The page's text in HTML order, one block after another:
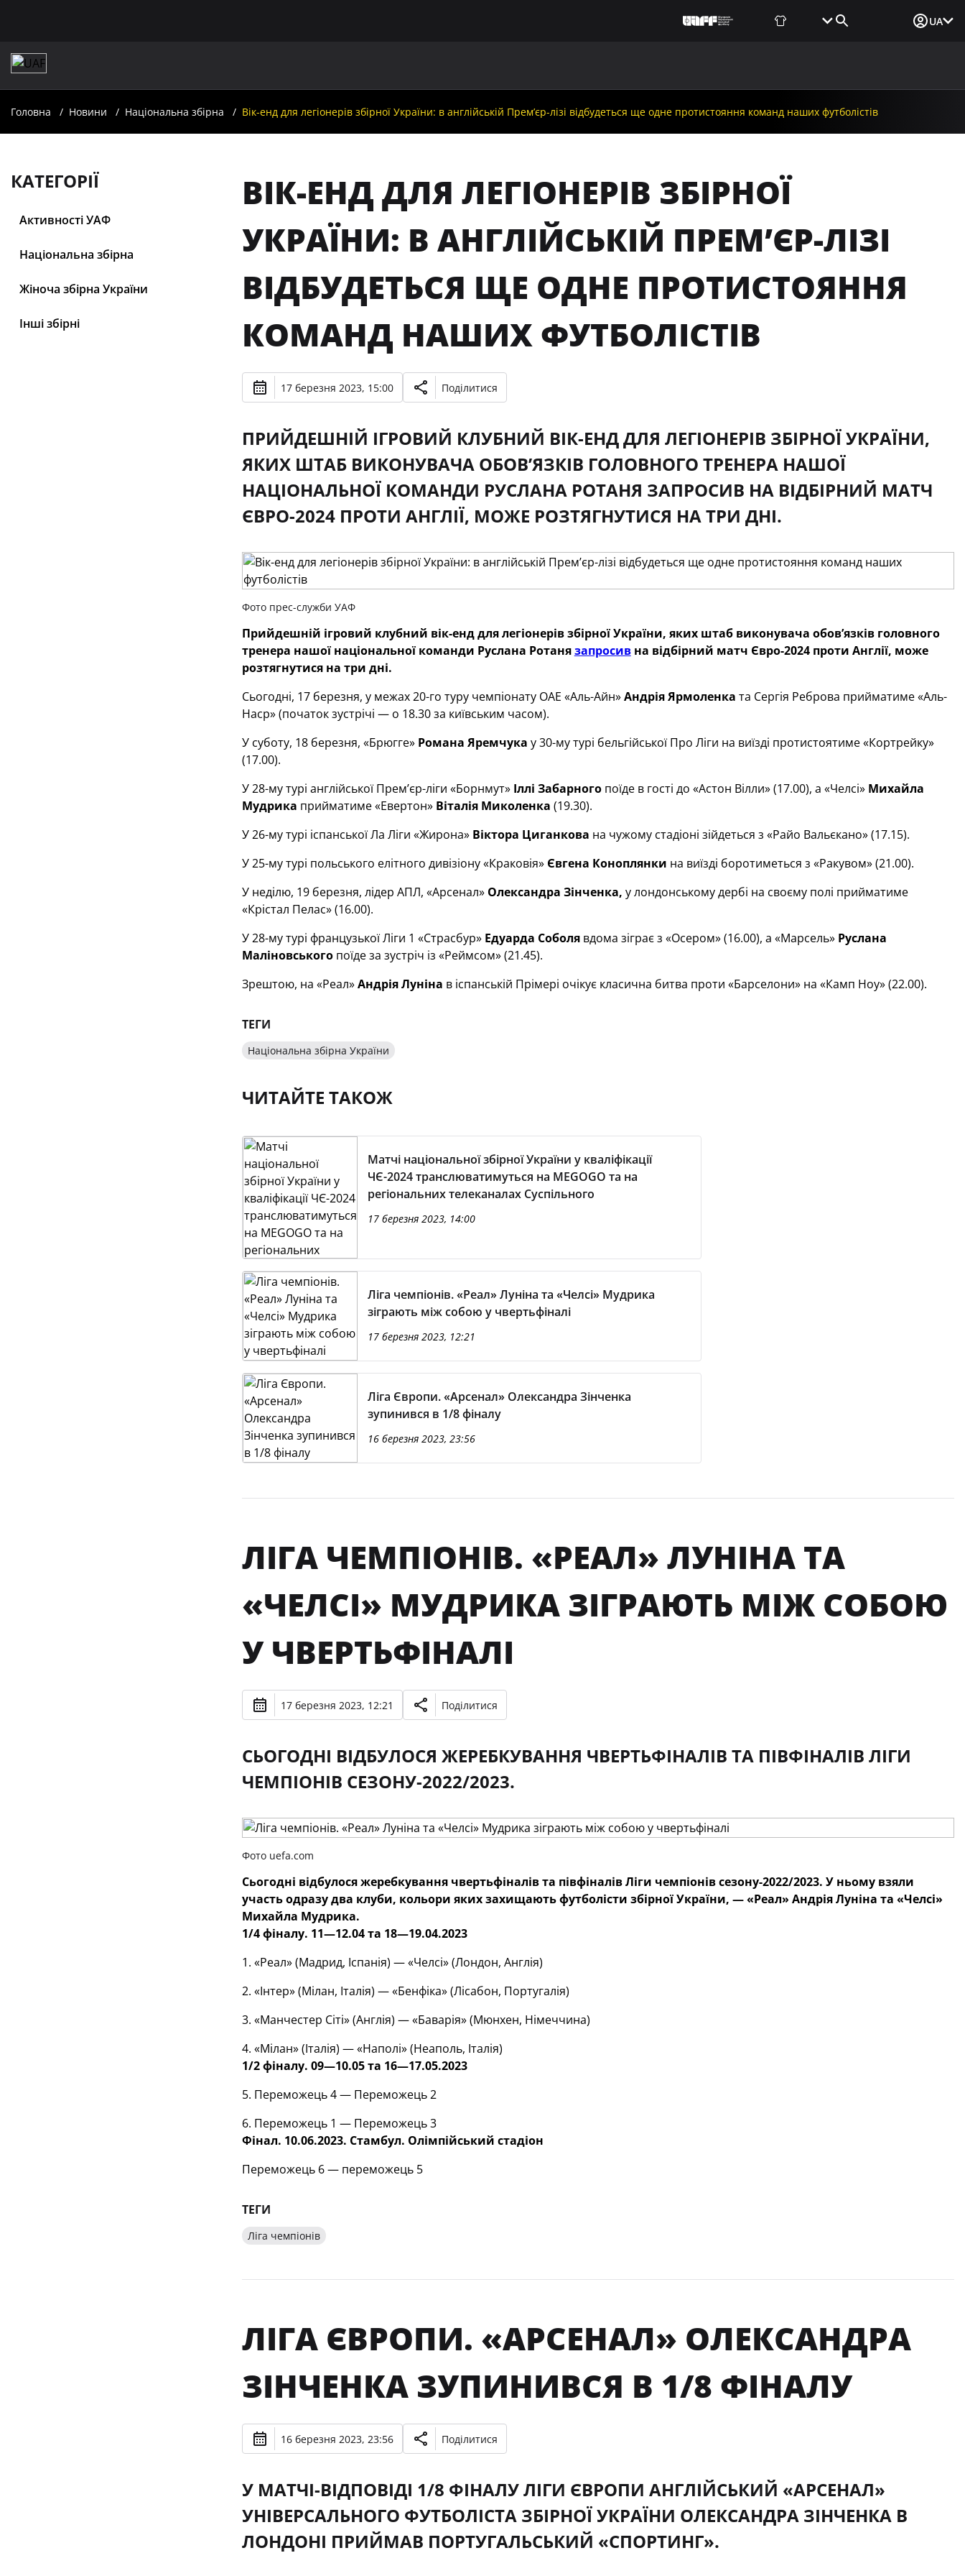
UA
Головна Новини Національна збірна Вік-енд для легіонерів збірної України: в англійській Прем’єр-лізі відбудеться ще одне протистояння команд наших футболістів
КАТЕГОРІЇ
Активності УАФ
Національна збірна
Жіноча збірна України
Інші збірні
ВІК-ЕНД ДЛЯ ЛЕГІОНЕРІВ ЗБІРНОЇ
УКРАЇНИ: В АНГЛІЙСЬКІЙ ПРЕМ’ЄР-ЛІЗІ
ВІДБУДЕТЬСЯ ЩЕ ОДНЕ ПРОТИСТОЯННЯ
КОМАНД НАШИХ ФУТБОЛІСТІВ
17 березня 2023, 15:00 Поділитися
ПРИЙДЕШНІЙ ІГРОВИЙ КЛУБНИЙ ВІК-ЕНД ДЛЯ ЛЕГІОНЕРІВ ЗБІРНОЇ УКРАЇНИ,
ЯКИХ ШТАБ ВИКОНУВАЧА ОБОВ’ЯЗКІВ ГОЛОВНОГО ТРЕНЕРА НАШОЇ
НАЦІОНАЛЬНОЇ КОМАНДИ РУСЛАНА РОТАНЯ ЗАПРОСИВ НА ВІДБІРНИЙ МАТЧ
ЄВРО-2024 ПРОТИ АНГЛІЇ, МОЖЕ РОЗТЯГНУТИСЯ НА ТРИ ДНІ.
Фото прес-служби УАФ
Прийдешній ігровий клубний вік-енд для легіонерів збірної України, яких штаб виконувача обов’язків головного
тренера нашої національної команди Руслана Ротанязапросивна відбірний матч Євро-2024 проти Англії, може
розтягнутися на три дні.
Сьогодні, 17 березня, у межах 20-го туру чемпіонату ОАЕ «Аль-Айн»Андрія Ярмоленка та Сергія Реброва прийматиме «Аль-
Наср» (початок зустрічі — о 18.30 за київським часом).
У суботу, 18 березня, «Брюгге» Романа Яремчука у 30-му турі бельгійської Про Ліги на виїзді протистоятиме «Кортрейку»
(17.00).
У 28-му турі англійської Прем’єр-ліги «Борнмут» Іллі Забарногопоїде в гості до «Астон Вілли» (17.00), а «Челсі» Михайла
Мудрика прийматиме «Евертон» Віталія Миколенка (19.30).
У 26-му турі іспанської Ла Ліги «Жирона» Віктора Циганкова на чужому стадіоні зійдеться з «Райо Вальєкано» (17.15).
У 25-му турі польського елітного дивізіону «Краковія» Євгена Коноплянки на виїзді боротиметься з «Ракувом» (21.00).
У неділю, 19 березня, лідер АПЛ, «Арсенал» Олександра Зінченка, у лондонському дербі на своєму полі прийматиме
«Крістал Пелас» (16.00).
У 28-му турі французької Ліги 1 «Страсбур» Едуарда Соболявдома зіграє з «Осером» (16.00), а «Марсель» Руслана
Маліновськогопоїде за зустріч із «Реймсом» (21.45).
Зрештою, на «Реал»Андрія Луніна в іспанській Прімері очікує класична битва проти «Барселони» на «Камп Ноу» (22.00).
ТЕГИ
Національна збірна України
ЧИТАЙТЕ ТАКОЖ
Матчі національної збірної України у кваліфікації
ЧЄ-2024 транслюватимуться на MEGOGO та на
регіональних телеканалах Суспільного
17 березня 2023, 14:00
Ліга чемпіонів. «Реал» Луніна та «Челсі» Мудрика
зіграють між собою у чвертьфіналі
17 березня 2023, 12:21
Ліга Європи. «Арсенал» Олександра Зінченка
зупинився в 1/8 фіналу
16 березня 2023, 23:56
ЛІГА ЧЕМПІОНІВ. «РЕАЛ» ЛУНІНА ТА
«ЧЕЛСІ» МУДРИКА ЗІГРАЮТЬ МІЖ СОБОЮ
У ЧВЕРТЬФІНАЛІ
17 березня 2023, 12:21 Поділитися
СЬОГОДНІ ВІДБУЛОСЯ ЖЕРЕБКУВАННЯ ЧВЕРТЬФІНАЛІВ ТА ПІВФІНАЛІВ ЛІГИ
ЧЕМПІОНІВ СЕЗОНУ-2022/2023.
Фото uefa.com
Сьогодні відбулося жеребкування чвертьфіналів та півфіналів Ліги чемпіонів сезону-2022/2023. У ньому взяли
участь одразу два клуби, кольори яких захищають футболісти збірної України, — «Реал» Андрія Луніна та «Челсі»
Михайла Мудрика.
1/4 фіналу. 11—12.04 та 18—19.04.2023
1. «Реал» (Мадрид, Іспанія) — «Челсі» (Лондон, Англія)
2. «Інтер» (Мілан, Італія) — «Бенфіка» (Лісабон, Португалія)
3. «Манчестер Сіті» (Англія) — «Баварія» (Мюнхен, Німеччина)
4. «Мілан» (Італія) — «Наполі» (Неаполь, Італія)
1/2 фіналу. 09—10.05 та 16—17.05.2023
5. Переможець 4 — Переможець 2
6. Переможець 1 — Переможець 3
Фінал. 10.06.2023. Стамбул. Олімпійський стадіон
Переможець 6 — переможець 5
ТЕГИ
Ліга чемпіонів
ЛІГА ЄВРОПИ. «АРСЕНАЛ» ОЛЕКСАНДРА
ЗІНЧЕНКА ЗУПИНИВСЯ В 1/8 ФІНАЛУ
16 березня 2023, 23:56 Поділитися
У МАТЧІ-ВІДПОВІДІ 1/8 ФІНАЛУ ЛІГИ ЄВРОПИ АНГЛІЙСЬКИЙ «АРСЕНАЛ»
УНІВЕРСАЛЬНОГО ФУТБОЛІСТА ЗБІРНОЇ УКРАЇНИ ОЛЕКСАНДРА ЗІНЧЕНКА В
ЛОНДОНІ ПРИЙМАВ ПОРТУГАЛЬСЬКИЙ «СПОРТИНГ».